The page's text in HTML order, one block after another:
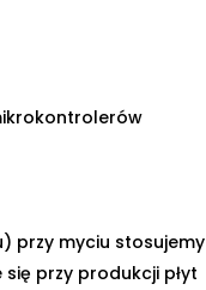
przy myciu stosujemy
przy produkcji płyt